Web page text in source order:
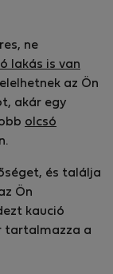
ne
lakás is van
az Ön
akár egy
olcsó
és találja
Ön
kaució
tartalmazza a